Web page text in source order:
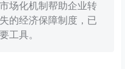
场化机制帮助企业转
的经济保障制度，已
工具。